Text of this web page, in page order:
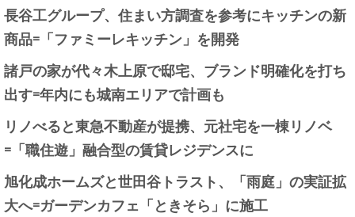
長谷工グループ、住まい方調査を参考にキッチンの新
商品=「ファミーレキッチン」を開発
諸戸の家が代々木上原で邸宅、ブランド明確化を打ち
出す=年内にも城南エリアで計画も
リノべると東急不動産が提携、元社宅を一棟リノベ
=「職住遊」融合型の賃貸レジデンスに
旭化成ホームズと世田谷トラスト、「雨庭」の実証拡
大へ=ガーデンカフェ「ときそら」に施工